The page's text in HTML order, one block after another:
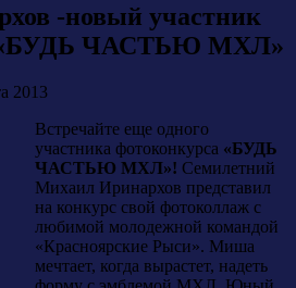
-новый участник
«БУДЬ ЧАСТЬЮ МХЛ»
2013
Встречайте еще одного
участника фотоконкурса «БУДЬ
ЧАСТЬЮ МХЛ»! Семилетний
Михаил Иринархов представил
на конкурс свой фотоколлаж с
любимой молодежной командой
«Красноярские Рыси». Миша
мечтает, когда вырастет, надеть